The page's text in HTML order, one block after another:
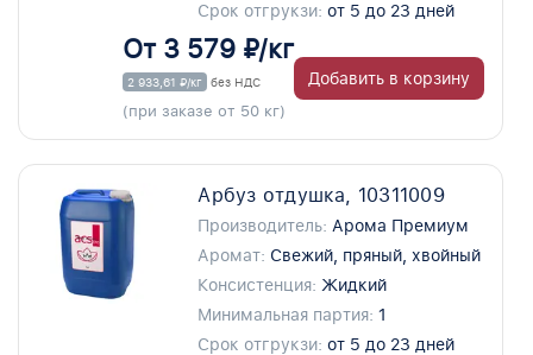
Срок отгрукзи: от 5 до 23 дней
От 3 579 ₽/кг
2 933,61 ₽/кг без НДС
(при заказе от 50 кг)
Добавить в корзину
Арбуз отдушка, 10311009
Производитель: Арома Премиум
Аромат: Свежий, пряный, хвойный
Консистенция: Жидкий
Минимальная партия: 1
Срок отгрукзи: от 5 до 23 дней